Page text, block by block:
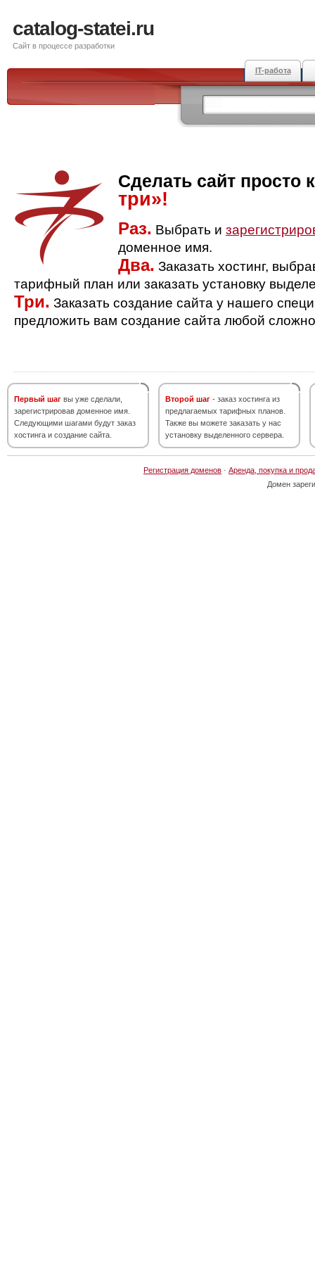
catalog-statei.ru
Сайт в процессе разработки
IT-работа
Сделать сайт просто
три»!
Раз. Выбрать и
доменное имя.
Два. Заказать хостинг,
тарифный план или заказать установку
Три. Заказать создание сайта у нашего
предложить вам создание сайта любой
Первый шаг вы уже сделали,
зарегистрировав доменное имя.
Следующими шагами будут заказ
хостинга и создание сайта.
Второй шаг - заказ хостинга из
предлагаемых тарифных планов.
Также вы можете заказать у нас
установку выделенного сервера.
Регистрация доменов · Аренда, покупка и
Домен